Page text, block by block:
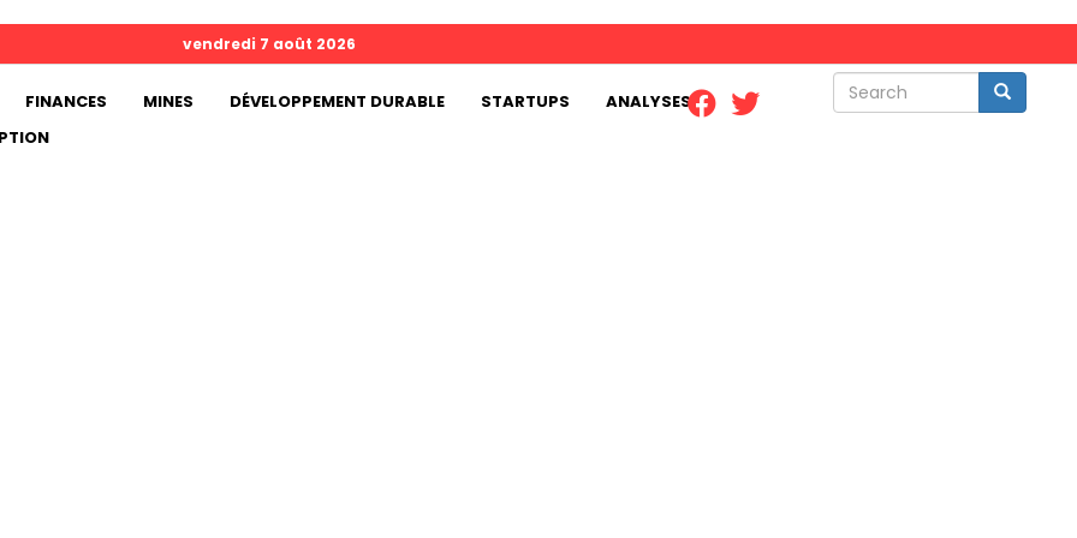
Search Search
vendredi 7 août 2026
FINANCES MINES DÉVELOPPEMENT DURABLE STARTUPS
ANALYSES